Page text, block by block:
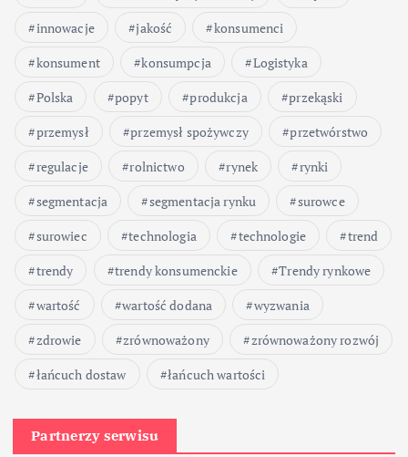
innowacje
jakość
konsumenci
konsument
konsumpcja
Logistyka
Polska
popyt produkcja
przekąski
przemysł
przemysł spożywczy
przetwórstwo
regulacje
rolnictwo rynek
rynki
segmentacja
segmentacja rynku
surowce
surowiec
technologia technologie
trend
trendy
trendy konsumenckie
Trendy rynkowe
wartość
wartość dodana
wyzwania
zdrowie
zrównoważony
zrównoważony rozwój
łańcuch dostaw
łańcuch wartości
Partnerzy serwisu